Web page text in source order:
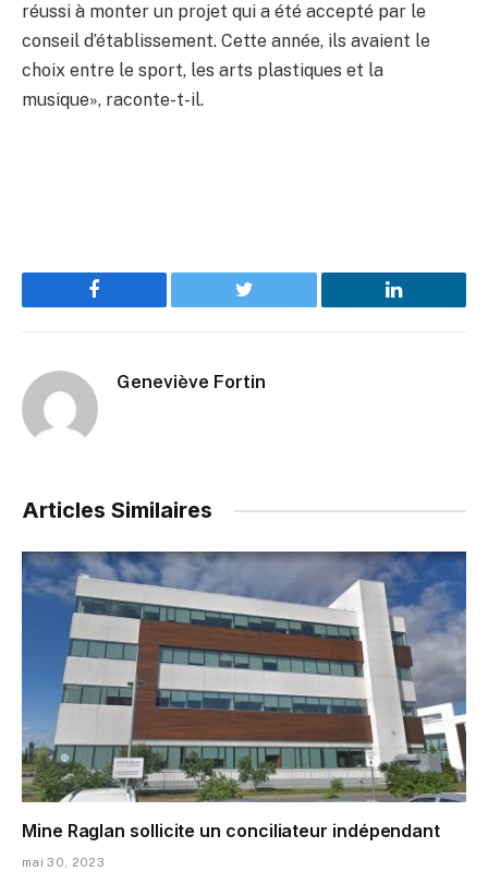
réussi à monter un projet qui a été accepté par le
conseil d’établissement. Cette année, ils avaient le
choix entre le sport, les arts plastiques et la
musique», raconte-t-il.
Facebook Twitter LinkedIn
Geneviève Fortin
Articles Similaires
Mine Raglan sollicite un conciliateur indépendant
mai 30, 2023